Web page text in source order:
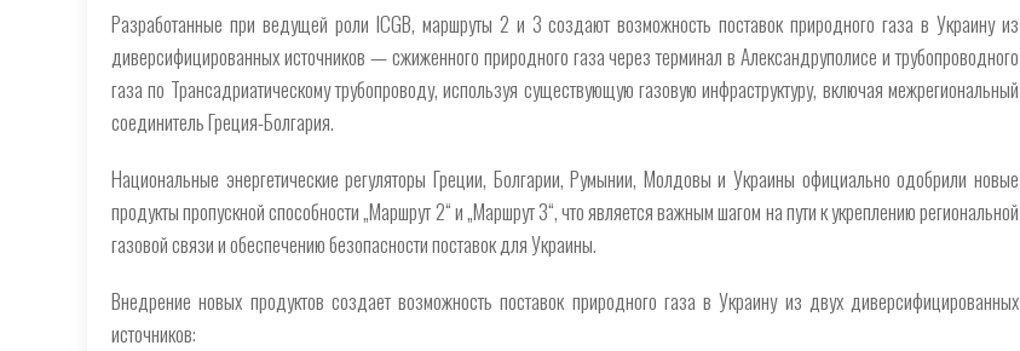
Разработанные при ведущей роли ICGB, маршруты 2 и 3 создают возможность поставок природного газа в Украину из
диверсифицированных источников — сжиженного природного газа через терминал в Александруполисе и трубопроводного
газа по Трансадриатическому трубопроводу, используя существующую газовую инфраструктуру, включая межрегиональный
соединитель Греция-Болгария.
Национальные энергетические регуляторы Греции, Болгарии, Румынии, Молдовы и Украины официально одобрили новые
продукты пропускной способности „Маршрут 2“ и „Маршрут 3“, что является важным шагом на пути к укреплению региональной
газовой связи и обеспечению безопасности поставок для Украины.
Внедрение новых продуктов создает возможность поставок природного газа в Украину из двух диверсифицированных
источников: